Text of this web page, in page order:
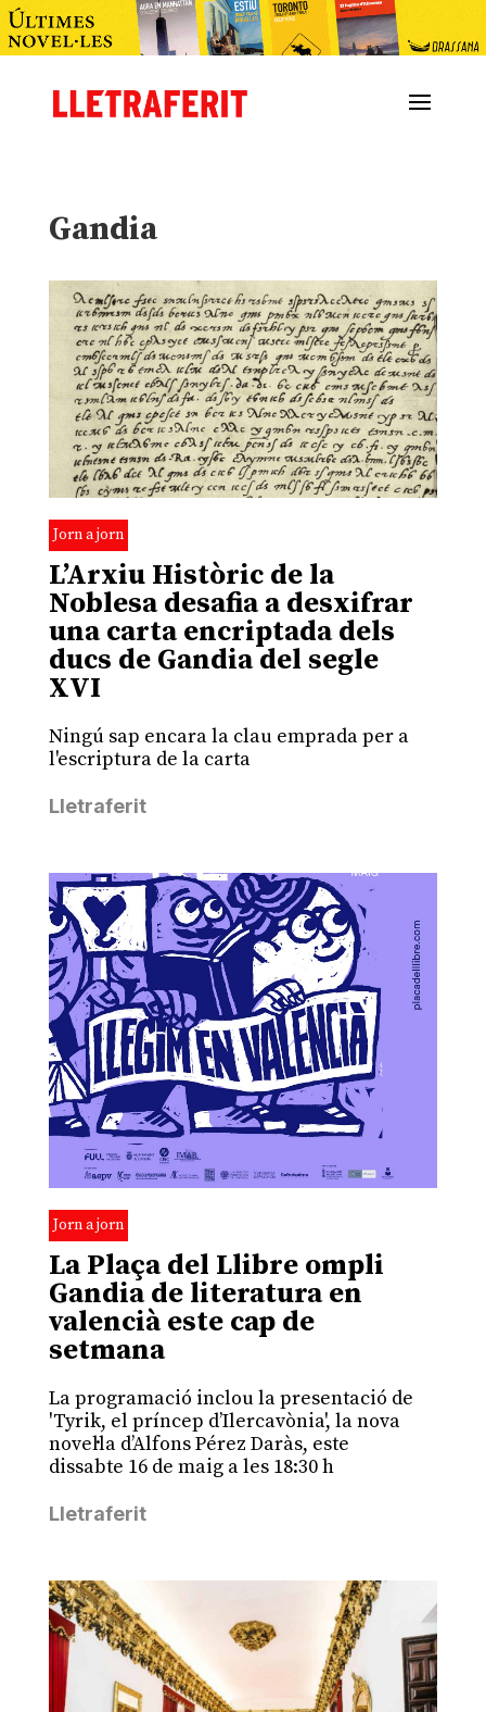
Gandia
Jorn a jorn
L’Arxiu Històric de la
Noblesa desafia a desxifrar
una carta encriptada dels
ducs de Gandia del segle
XVI
Ningú sap encara la clau emprada per a
l'escriptura de la carta
Lletraferit
Jorn a jorn
La Plaça del Llibre ompli
Gandia de literatura en
valencià este cap de
setmana
La programació inclou la presentació de
'Tyrik, el príncep d’Ilercavònia', la nova
novel·la d’Alfons Pérez Daràs, este
dissabte 16 de maig a les 18:30 h
Lletraferit